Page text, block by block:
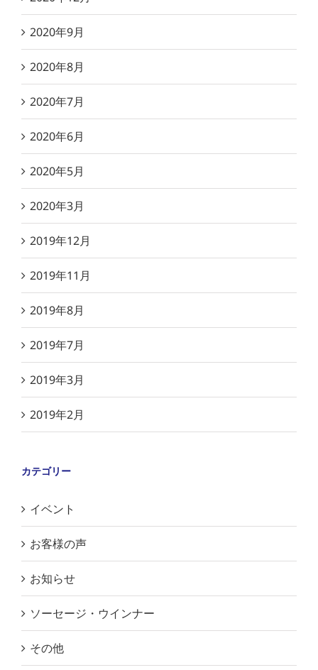
2020年9月
2020年8月
2020年7月
2020年6月
2020年5月
2020年3月
2019年12月
2019年11月
2019年8月
2019年7月
2019年3月
2019年2月
カテゴリー
イベント
お客様の声
お知らせ
ソーセージ・ウインナー
その他